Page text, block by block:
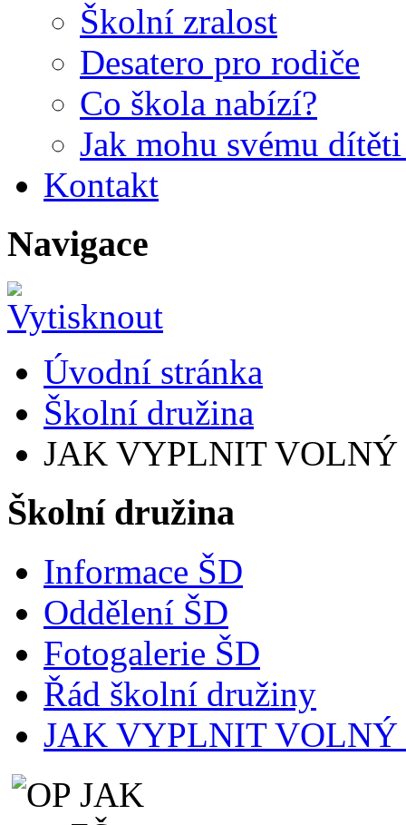
Školní zralost
Desatero pro rodiče
Co škola nabízí?
Jak mohu svému
Kontakt
Navigace
Úvodní stránka
Školní družina
JAK VYPLNIT VOLNÝ
Školní družina
Informace ŠD
Oddělení ŠD
Fotogalerie ŠD
Řád školní družiny
JAK VYPLNIT VOLNÝ